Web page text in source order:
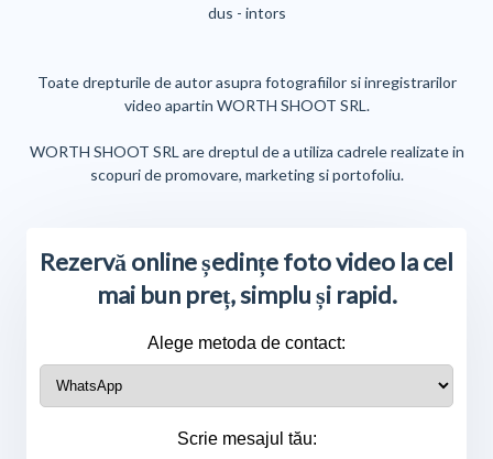
dus - intors
Toate drepturile de autor asupra fotografiilor si inregistrarilor
video apartin WORTH SHOOT SRL.
WORTH SHOOT SRL are dreptul de a utiliza cadrele realizate in
scopuri de promovare, marketing si portofoliu.
Rezervă online ședințe foto video la cel
mai bun preț, simplu și rapid.
Alege metoda de contact:
Scrie mesajul tău: